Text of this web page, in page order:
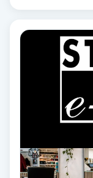
Gua Sha-massage